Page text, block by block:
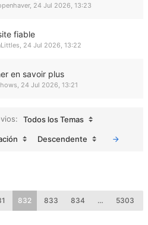
, 24 Jul 2026, 13:23
fiable
, 24 Jul 2026, 13:22
en savoir plus
, 24 Jul 2026, 13:21
Todos los Temas
Descendente
832 833 834 … 5303